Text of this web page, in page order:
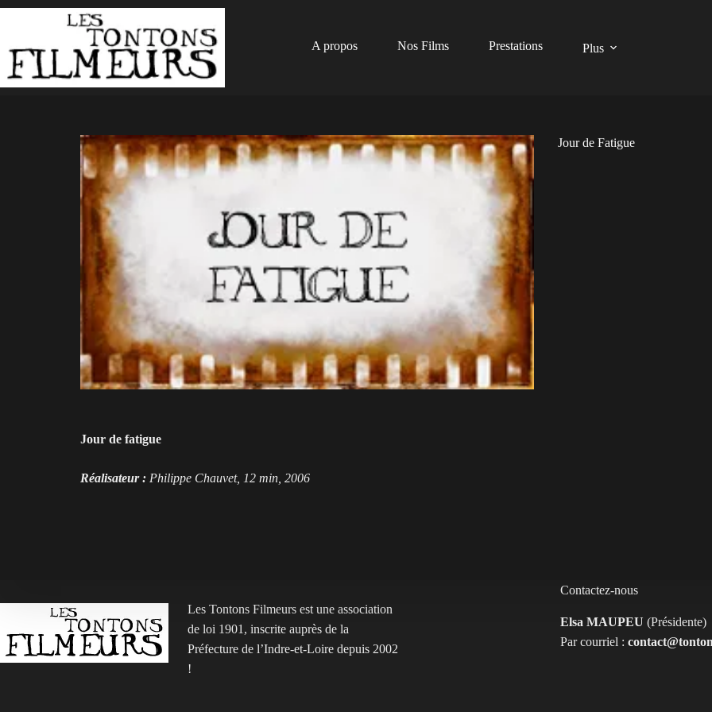
A propos Nos Films Prestations Plus
Jour de Fatigue
Jour de fatigue
Réalisateur :Philippe Chauvet, 12 min, 2006
Les Tontons Filmeurs est une association
de loi 1901, inscrite auprès de la
Préfecture de l’Indre-et-Loire depuis 2002
!
Contactez-nous
Elsa MAUPEU (Présidente)
Par courriel :